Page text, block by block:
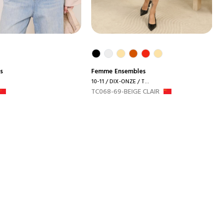
Femme Ensembles
10-11 / DIX-ONZE / T...
TC068-69-BEIGE CLAIR